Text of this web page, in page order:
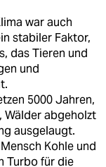
war auch
stabiler Faktor,
das Tieren und
und
5000 Jahren,
abgeholzt
ausgelaugt.
Kohle und
Turbo für die